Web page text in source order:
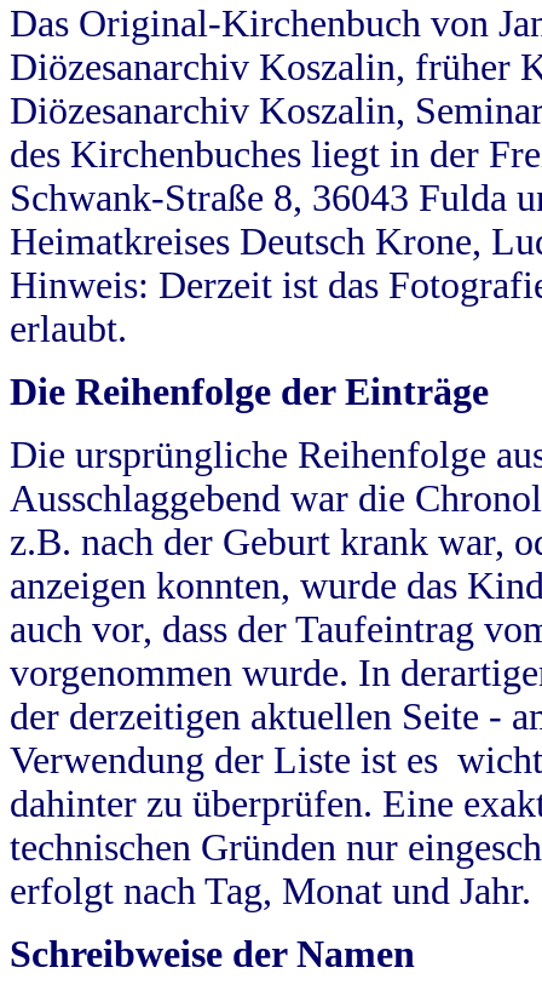
Das Original-Kirchenbuch von
Diözesanarchiv Koszalin, früher
Diözesanarchiv Koszalin,
des Kirchenbuches liegt in der
Schwank-Straße 8, 36043 Fulda
Heimatkreises Deutsch Krone,
Hinweis: Derzeit ist das
erlaubt.
Die Reihenfolge der Einträge
Die ursprüngliche Reihenfolge
Ausschlaggebend war die
z.B. nach der Geburt krank war,
anzeigen konnten, wurde das
auch vor, dass der Taufeintrag
vorgenommen wurde. In
der derzeitigen aktuellen Seite -
Verwendung der Liste ist es
dahinter zu überprüfen. Eine
technischen Gründen nur
erfolgt nach Tag, Monat und Jahr.
Schreibweise der Namen